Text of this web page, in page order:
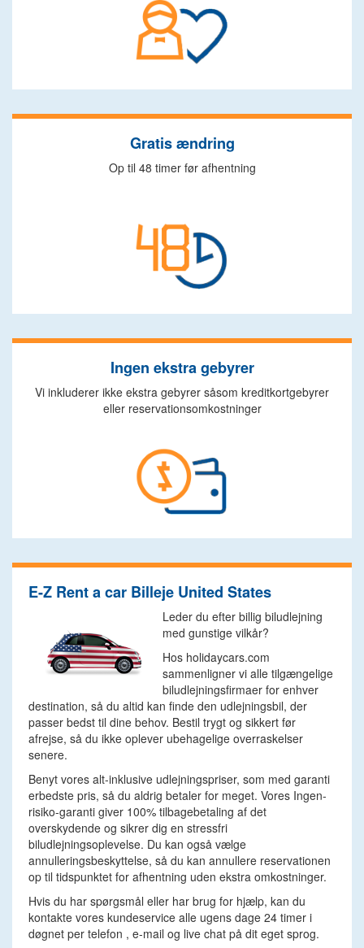
Gratis ændring
Op til 48 timer før afhentning
Ingen ekstra gebyrer
Vi inkluderer ikke ekstra gebyrer såsom kreditkortgebyrer
eller reservationsomkostninger
E-Z Rent a car Billeje United States
Leder du efter billig biludlejning
med gunstige vilkår?
Hos holidaycars.com
sammenligner vi alle tilgængelige
biludlejningsfirmaer for enhver
destination, så du altid kan finde den udlejningsbil, der
passer bedst til dine behov. Bestil trygt og sikkert før
afrejse, så du ikke oplever ubehagelige overraskelser
senere.
Benyt vores alt-inklusive udlejningspriser, som med garanti
erbedste pris, så du aldrig betaler for meget. Vores Ingen-
risiko-garanti giver 100% tilbagebetaling af det
overskydende og sikrer dig en stressfri
biludlejningsoplevelse. Du kan også vælge
annulleringsbeskyttelse, så du kan annullere reservationen
op til tidspunktet for afhentning uden ekstra omkostninger.
Hvis du har spørgsmål eller har brug for hjælp, kan du
kontakte vores kundeservice alle ugens dage 24 timer i
døgnet per telefon , e-mail og live chat på dit eget sprog.